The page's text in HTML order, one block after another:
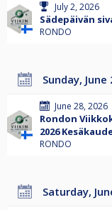
July 2, 2026
Sädepäivän
RONDO
Sunday,
June 28, 2026
Rondon
2026
RONDO
Saturday,